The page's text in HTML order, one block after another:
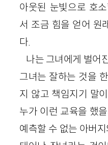
아웃된 눈빛으로 호
서 조금 힘을 얻어 원
다.
나는 그녀에게 벌어
그녀는 잘하는 것을
지 않고 책임지기 말
누가 이런 교육을 했
예측할 수 없는 아버